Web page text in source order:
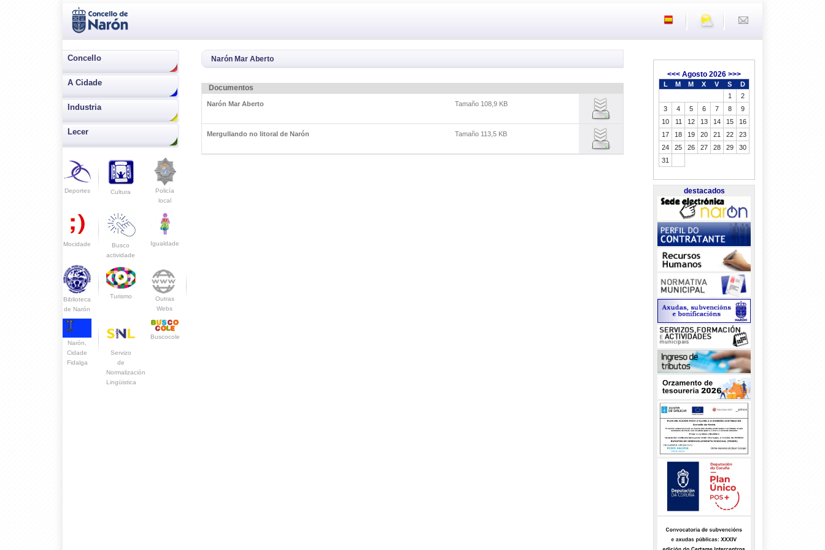
Concello
A Cidade
Industria
Lecer
Deportes Cultura
Policía
local
Mocidade
Busco
actividade
Igualdade
Biblioteca
de Narón
Turismo
Outras
Webs
Narón,
Cidade
Fidalga
Servizo
de
Normalización
Lingüistica
Buscocole
Narón Mar Aberto
Documentos
Narón Mar Aberto Tamaño 108,9 KB
Mergullando no litoral de Narón Tamaño 113,5 KB
<<< Agosto 2026 >>>
L M M X V S
D
1
2
3
4 5 6 7 8
9
10
11 12 13 14 15
16
17
18 19 20 21 22
23
24
25 26 27 28 29
30
31
destacados